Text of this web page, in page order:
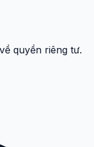
quyền riêng tư.